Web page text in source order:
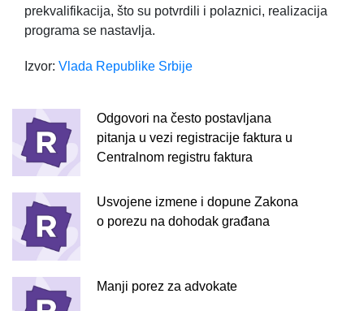
prekvalifikacija, što su potvrdili i polaznici, realizacija
programa se nastavlja.
Izvor: Vlada Republike Srbije
Odgovori na često postavljana
pitanja u vezi registracije faktura u
Centralnom registru faktura
Usvojene izmene i dopune Zakona
o porezu na dohodak građana
Manji porez za advokate